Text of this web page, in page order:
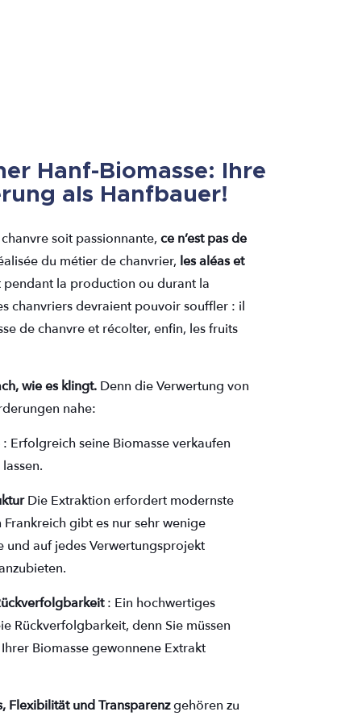
Hanf-Biomasse: Ihre
als Hanfbauer!
soit passionnante,ce n’est pas de
du métier de chanvrier, les aléas et
pendant la production ou durant la
chanvriers devraient pouvoir souffler : il
de chanvre et récolter, enfin, les fruits
wie es klingt. Denn die Verwertung von
nahe:
: Erfolgreich seine Biomasse verkaufen
Die Extraktion erfordert modernste
gibt es nur sehr wenige
und auf jedes Verwertungsprojekt
: Ein hochwertiges
Rückverfolgbarkeit, denn Sie müssen
Biomasse gewonnene Extrakt
Flexibilität und Transparenzgehören zu